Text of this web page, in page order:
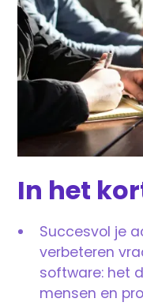
In het
Succesvol je
verbeteren
software: het
mensen en